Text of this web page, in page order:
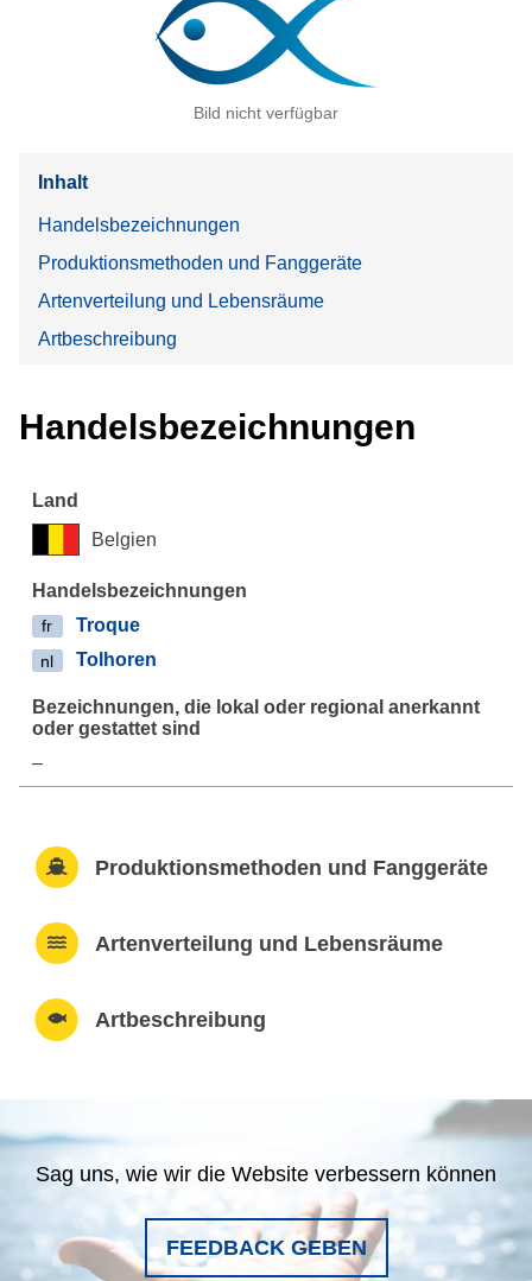
Bild nicht verfügbar
Inhalt
Handelsbezeichnungen
Produktionsmethoden und Fanggeräte
Artenverteilung und Lebensräume
Artbeschreibung
Handelsbezeichnungen
Belgien
fr Troque
nl Tolhoren
–
Produktionsmethoden und Fanggeräte
Artenverteilung und Lebensräume
Artbeschreibung
Sag uns, wie wir die Website verbessern können
FEEDBACK GEBEN